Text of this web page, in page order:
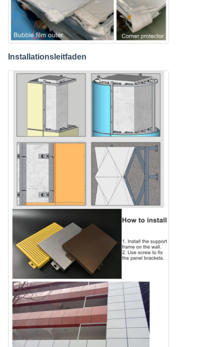
Installationsleitfaden